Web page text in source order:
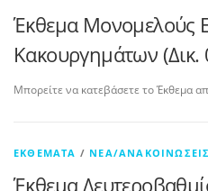
Έκθεμα Μονομελούς
Κακουργημάτων
Μπορείτε να κατεβάσετε το Έκθεμα
ΕΚΘΈΜΑΤΑ / ΝΈΑ/ΑΝΑΚΟΙΝΏΣΕΙΣ
Έκθεμα